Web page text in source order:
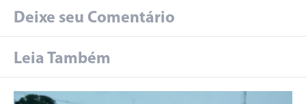
Deixe seu Comentário
Leia Também